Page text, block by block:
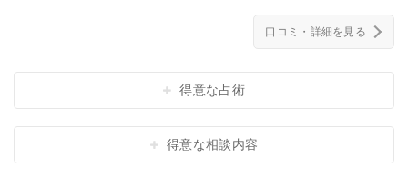
口コミ・詳細を見る
得意な占術
得意な相談内容